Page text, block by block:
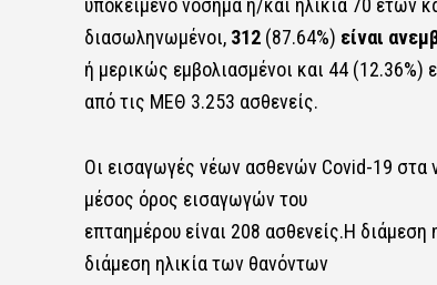
υποκείμενο νόσημα ή/και ηλικία 70 ετών
διασωληνωμένοι,312(87.64%) είναι
ή μερικώς εμβολιασμένοι και 44 (12.36%)
από τις ΜΕΘ 3.253 ασθενείς.
Οι εισαγωγές νέων ασθενών Covid-19 στα
μέσος όρος εισαγωγών του
επταημέρου είναι 208 ασθενείς.Η
διάμεση ηλικία των θανόντων